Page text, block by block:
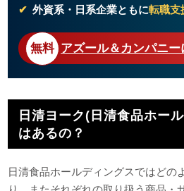
外資系・日系企業ともに転職支
アズール＆カンパニー
日清ヨーク(日清食品ホー
はあるの？
日清食品ホールディングスではどの